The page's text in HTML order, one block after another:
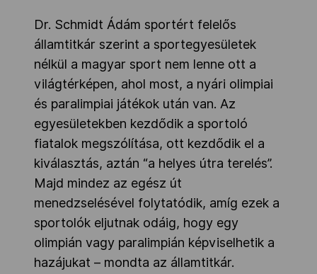
Dr. Schmidt Ádám sportért felelős
államtitkár szerint a sportegyesületek
nélkül a magyar sport nem lenne ott a
világtérképen, ahol most, a nyári olimpiai
és paralimpiai játékok után van. Az
egyesületekben kezdődik a sportoló
fiatalok megszólítása, ott kezdődik el a
kiválasztás, aztán “a helyes útra terelés”.
Majd mindez az egész út
menedzselésével folytatódik, amíg ezek a
sportolók eljutnak odáig, hogy egy
olimpián vagy paralimpián képviselhetik a
hazájukat – mondta az államtitkár.